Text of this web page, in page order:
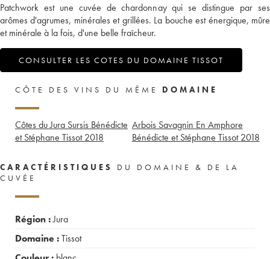
Patchwork est une cuvée de chardonnay qui se distingue par ses
arômes d'agrumes, minérales et grillées. La bouche est énergique, mûre
et minérale à la fois, d'une belle fraîcheur.
CONSULTER LES COTES DU DOMAINE TISSOT
CÔTE DES VINS DU MÊME DOMAINE
Côtes du Jura Sursis Bénédicte
et Stéphane Tissot 2018
Arbois Savagnin En Amphore
Bénédicte et Stéphane Tissot 2018
CARACTÉRISTIQUES
DU DOMAINE & DE LA
CUVÉE
Région :Jura
Domaine :Tissot